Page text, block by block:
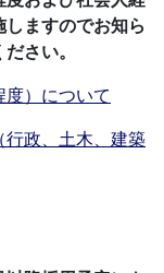
ますのでお知ら
さい。
）について
行政、土木、建築